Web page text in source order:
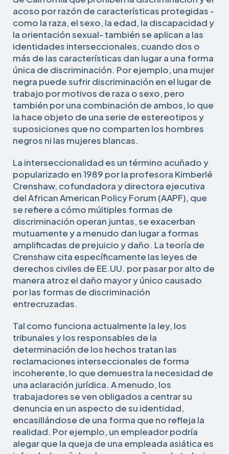
acoso por razón de características protegidas -
como la raza, el sexo, la edad, la discapacidad y
la orientación sexual- también se aplican a las
identidades interseccionales, cuando dos o
más de las características dan lugar a una forma
única de discriminación. Por ejemplo, una mujer
negra puede sufrir discriminación en el lugar de
trabajo por motivos de raza o sexo, pero
también por una combinación de ambos, lo que
la hace objeto de una serie de estereotipos y
suposiciones que no comparten los hombres
negros ni las mujeres blancas.
La interseccionalidad es un término acuñado y
popularizado en 1989 por la profesora Kimberlé
Crenshaw, cofundadora y directora ejecutiva
del African American Policy Forum (AAPF), que
se refiere a cómo múltiples formas de
discriminación operan juntas, se exacerban
mutuamente y a menudo dan lugar a formas
amplificadas de prejuicio y daño. La teoría de
Crenshaw cita específicamente las leyes de
derechos civiles de EE.UU. por pasar por alto de
manera atroz el daño mayor y único causado
por las formas de discriminación
entrecruzadas.
Tal como funciona actualmente la ley, los
tribunales y los responsables de la
determinación de los hechos tratan las
reclamaciones interseccionales de forma
incoherente, lo que demuestra la necesidad de
una aclaración jurídica. A menudo, los
trabajadores se ven obligados a centrar su
denuncia en un aspecto de su identidad,
encasillándose de una forma que no refleja la
realidad. Por ejemplo, un empleador podría
alegar que la queja de una empleada asiática es